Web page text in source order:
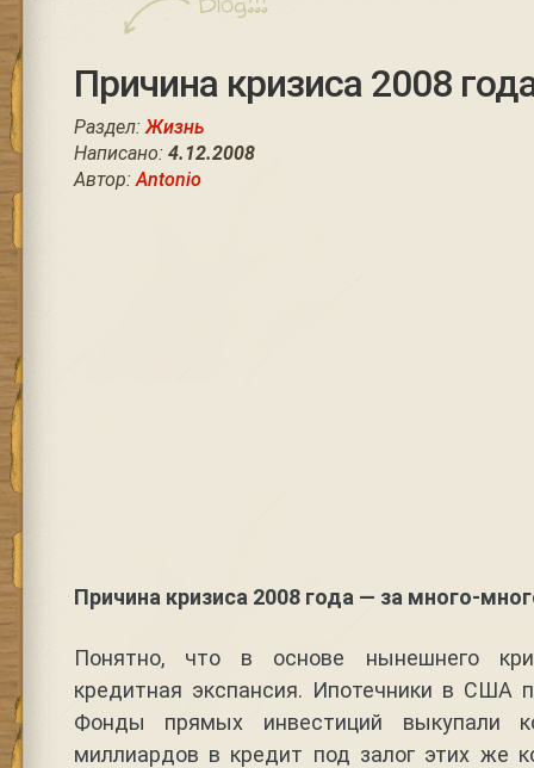
Причина кризиса 2008
Раздел:Жизнь
Написано: 4.12.2008
Автор:Antonio
Причина кризиса 2008 года — за много-
Понятно, что в основе нынешнего
кредитная экспансия. Ипотечники в США
Фонды прямых инвестиций выкупали
миллиардов в кредит под залог этих же